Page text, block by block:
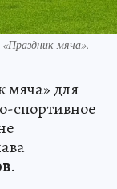
мяча».
мяча» для
спортивное
.